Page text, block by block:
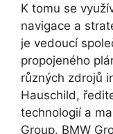
K tomu se
navigace a
je vedoucí
propojeného
různých zdrojů
Hauschild,
technologií a
Group. BMW